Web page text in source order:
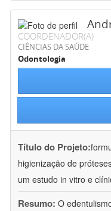
COORDENADOR(A)
CIÊNCIAS DA SAÚDE
Odontologia
Título do Projeto:
higienização de
um estudo in vitro e
Resumo: O